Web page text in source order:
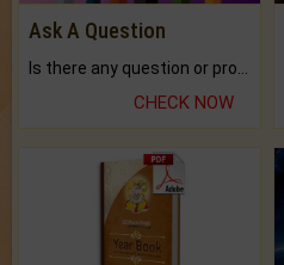
Ask A Question
CHECK NOW